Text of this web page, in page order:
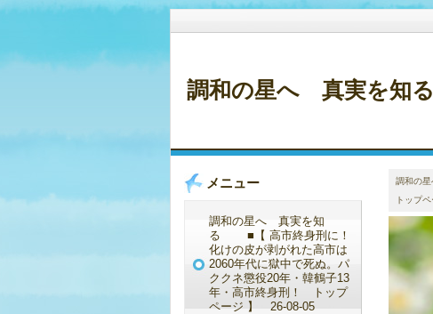
調和の星へ 真実を知
メニュー
調和の星へ 真実を知
る ■【 高市終身刑に！
化けの皮が剥がれた高市は
2060年代に獄中で死ぬ。パ
ククネ懲役20年・韓鶴子13
年・高市終身刑！ トップ
ページ 】 26-08-05
調和の
トップ